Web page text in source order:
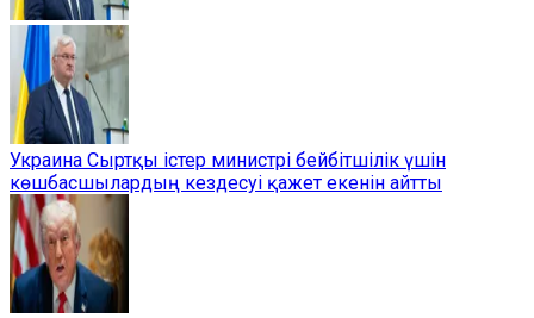
Украина Сыртқы істер министрі бейбітшілік үшін
көшбасшылардың кездесуі қажет екенін айтты